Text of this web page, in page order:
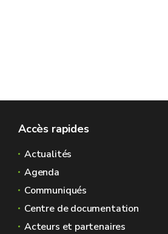
Accès rapides
Actualités
Agenda
Communiqués
Centre de documentation
Acteurs et partenaires